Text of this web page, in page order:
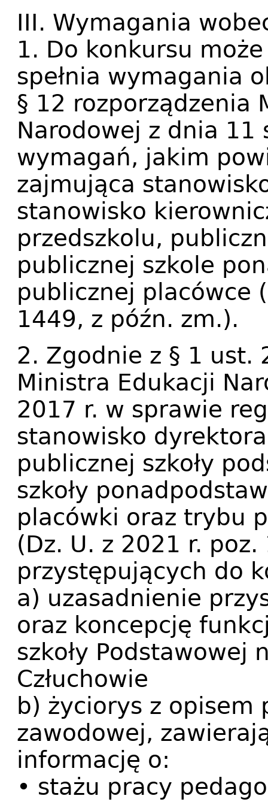
III. Wymagania
1. Do konkursu
spełnia wymagania
§ 12 rozporządzenia
Narodowej z dnia
wymagań, jakim
zajmująca
stanowisko
przedszkolu,
publicznej szkole
publicznej placówce
1449, z późn. zm.).
2. Zgodnie z § 1 ust.
Ministra Edukacji
2017 r. w sprawie
stanowisko
publicznej szkoły
szkoły
placówki oraz trybu
(Dz. U. z 2021 r.
przystępujących do
a) uzasadnienie
oraz koncepcję
szkoły Podstawowej
Człuchowie
b) życiorys z opisem
zawodowej,
informację o:
• stażu pracy